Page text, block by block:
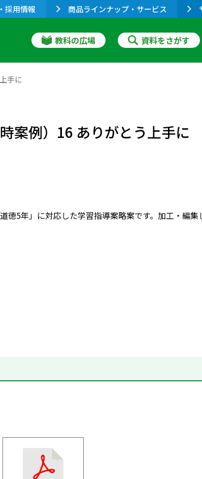
採用情報 商品ラインナップ・サービス
教科の広場 資料をさがす
手に
案例）16 ありがとう上手に
徳5年」に対応した学習指導案略案です。加工・編集